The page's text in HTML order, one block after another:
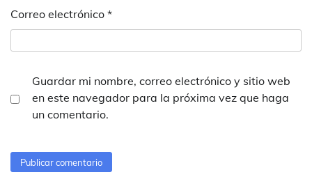
Correo electrónico *
Guardar mi nombre, correo electrónico y sitio web
en este navegador para la próxima vez que haga
un comentario.